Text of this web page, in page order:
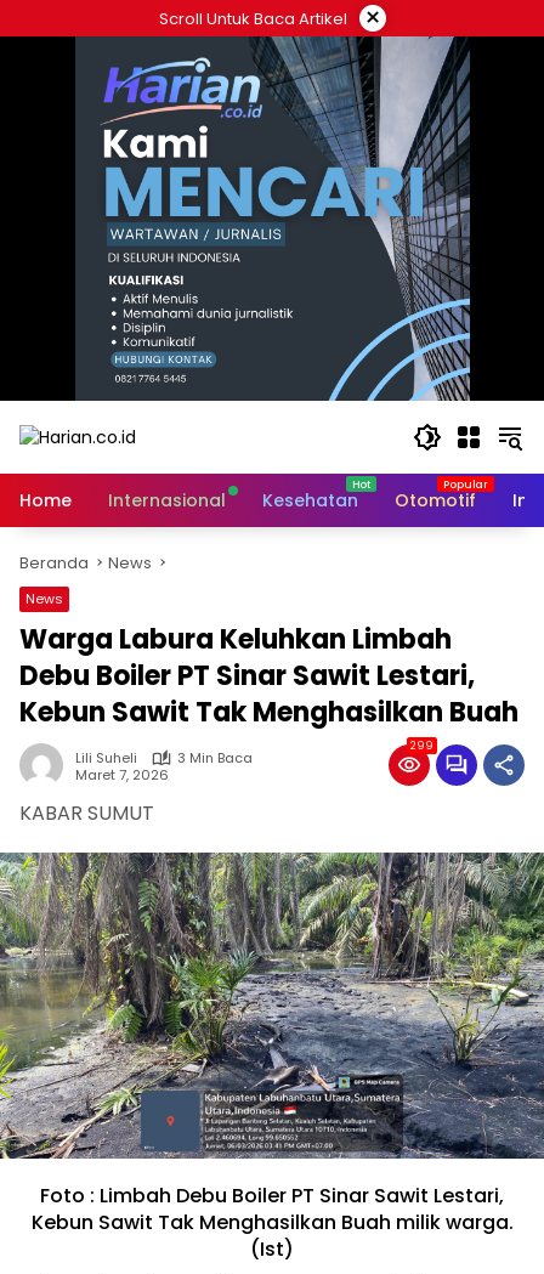
ke
Scroll Untuk Baca Artikel ×
Home Internasional Kesehatan Otomotif
Beranda News
News
Warga Labura Keluhkan Limbah
Debu Boiler PT Sinar Sawit Lestari,
Kebun Sawit Tak Menghasilkan Buah
Lili Suheli
3 Min Baca
Maret 7, 2026
299
KABAR SUMUT
Foto : Limbah Debu Boiler PT Sinar Sawit Lestari,
Kebun Sawit Tak Menghasilkan Buah milik warga.
(Ist)